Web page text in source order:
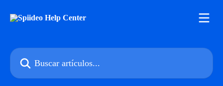
Buscar artículos...